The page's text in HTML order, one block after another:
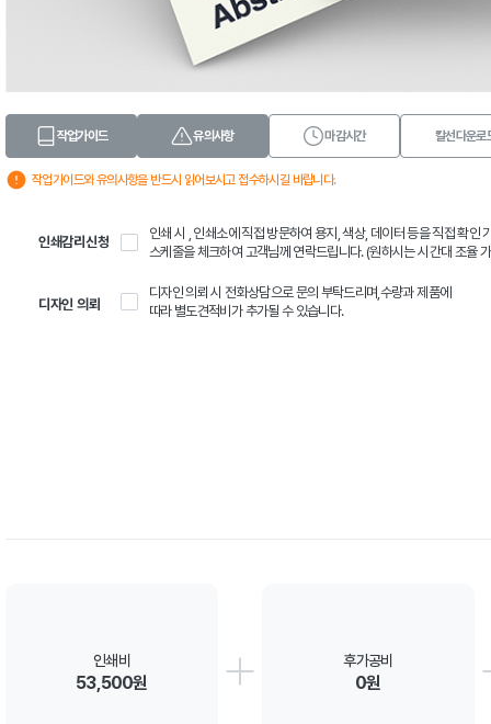
작업가이드 유의사항 마감시간 칼선다운로
작업가이드와 유의사항을 반드시 읽어보시고 접수하시길 바랍니다.
인쇄감리신청
인쇄 시 , 인쇄소에 직접 방문하여 용지, 색상, 데이터 등을 직접 확인
스케줄을 체크하여 고객님께 연락드립니다. (원하시는 시간대 조율
디자인 의뢰
디자인 의뢰 시 전화상담으로 문의 부탁드리며,수량과 제품에
따라 별도견적비가 추가될 수 있습니다.
인쇄비
53,500원
후가공비
0원